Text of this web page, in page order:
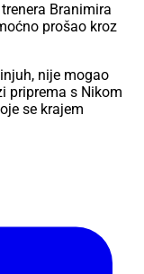
Branimira
prošao kroz
nije mogao
priprema s Nikom
se krajem